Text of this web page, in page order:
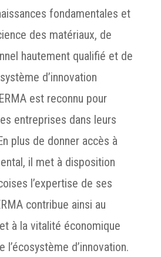
fondamentales et
des matériaux, de
hautement qualifié et de
d’innovation
est reconnu pour
entreprises dans leurs
plus de donner accès à
il met à disposition
l’expertise de ses
contribue ainsi au
à la vitalité économique
l’écosystème d’innovation.